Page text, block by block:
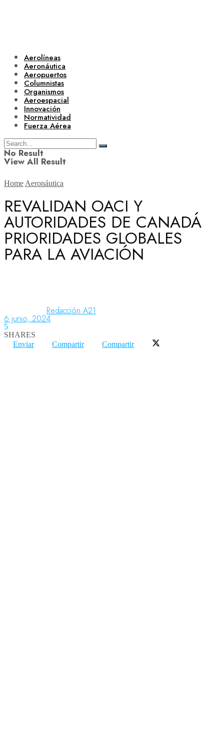
Aerolíneas
Aeronáutica
Aeropuertos
Columnistas
Organismos
Aeroespacial
Innovación
Normatividad
Fuerza Aérea
No Result
View All Result
Aerolíneas
Aeronáutica
Home Aeronáutica
REVALIDAN OACI Y
AUTORIDADES DE CANADÁ
PRIORIDADES GLOBALES
PARA LA AVIACIÓN
Redacción A21
6 junio, 2024
5
SHARES
Enviar
Compartir Compartir